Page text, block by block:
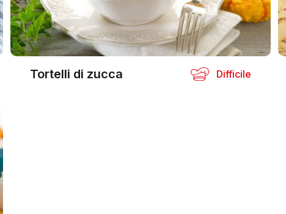
Tortelli di zucca Difficile